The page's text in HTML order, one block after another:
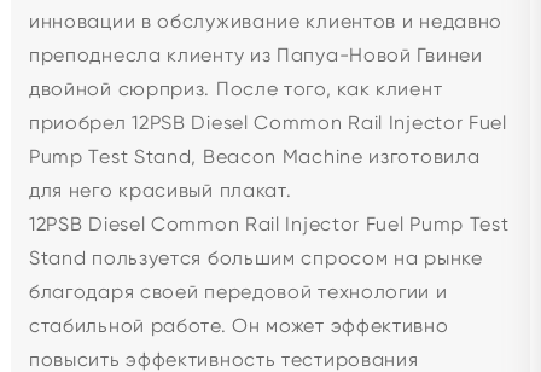
инновации в обслуживание клиентов и недавно
преподнесла клиенту из Папуа-Новой Гвинеи
двойной сюрприз. После того, как клиент
приобрел 12PSB Diesel Common Rail Injector Fuel
Pump Test Stand, Beacon Machine изготовила
для него красивый плакат.
12PSB Diesel Common Rail Injector Fuel Pump Test
Stand пользуется большим спросом на рынке
благодаря своей передовой технологии и
стабильной работе. Он может эффективно
повысить эффективность тестирования